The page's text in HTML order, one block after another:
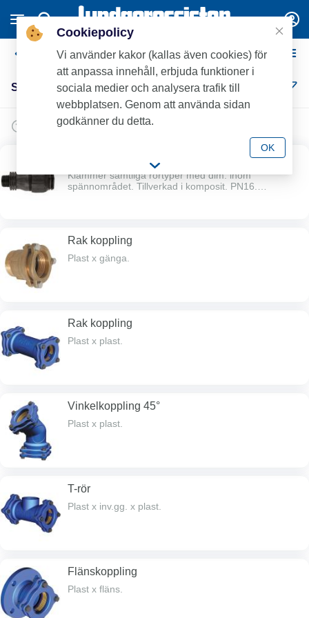
Segjärn
Segjärn (7)
Klämmer samtliga rörtyper med dim. inom
spännområdet. Tillverkad i komposit. PN16.
Rak koppling
Plast x gänga.
Rak koppling
Plast x plast.
Vinkelkoppling 45°
Plast x plast.
T-rör
Plast x inv.gg. x plast.
Flänskoppling
Plast x fläns.
Cookiepolicy
Vi använder kakor (kallas även cookies) för
att anpassa innehåll, erbjuda funktioner i
sociala medier och analysera trafik till
webbplatsen. Genom att använda sidan
godkänner du detta.
OK